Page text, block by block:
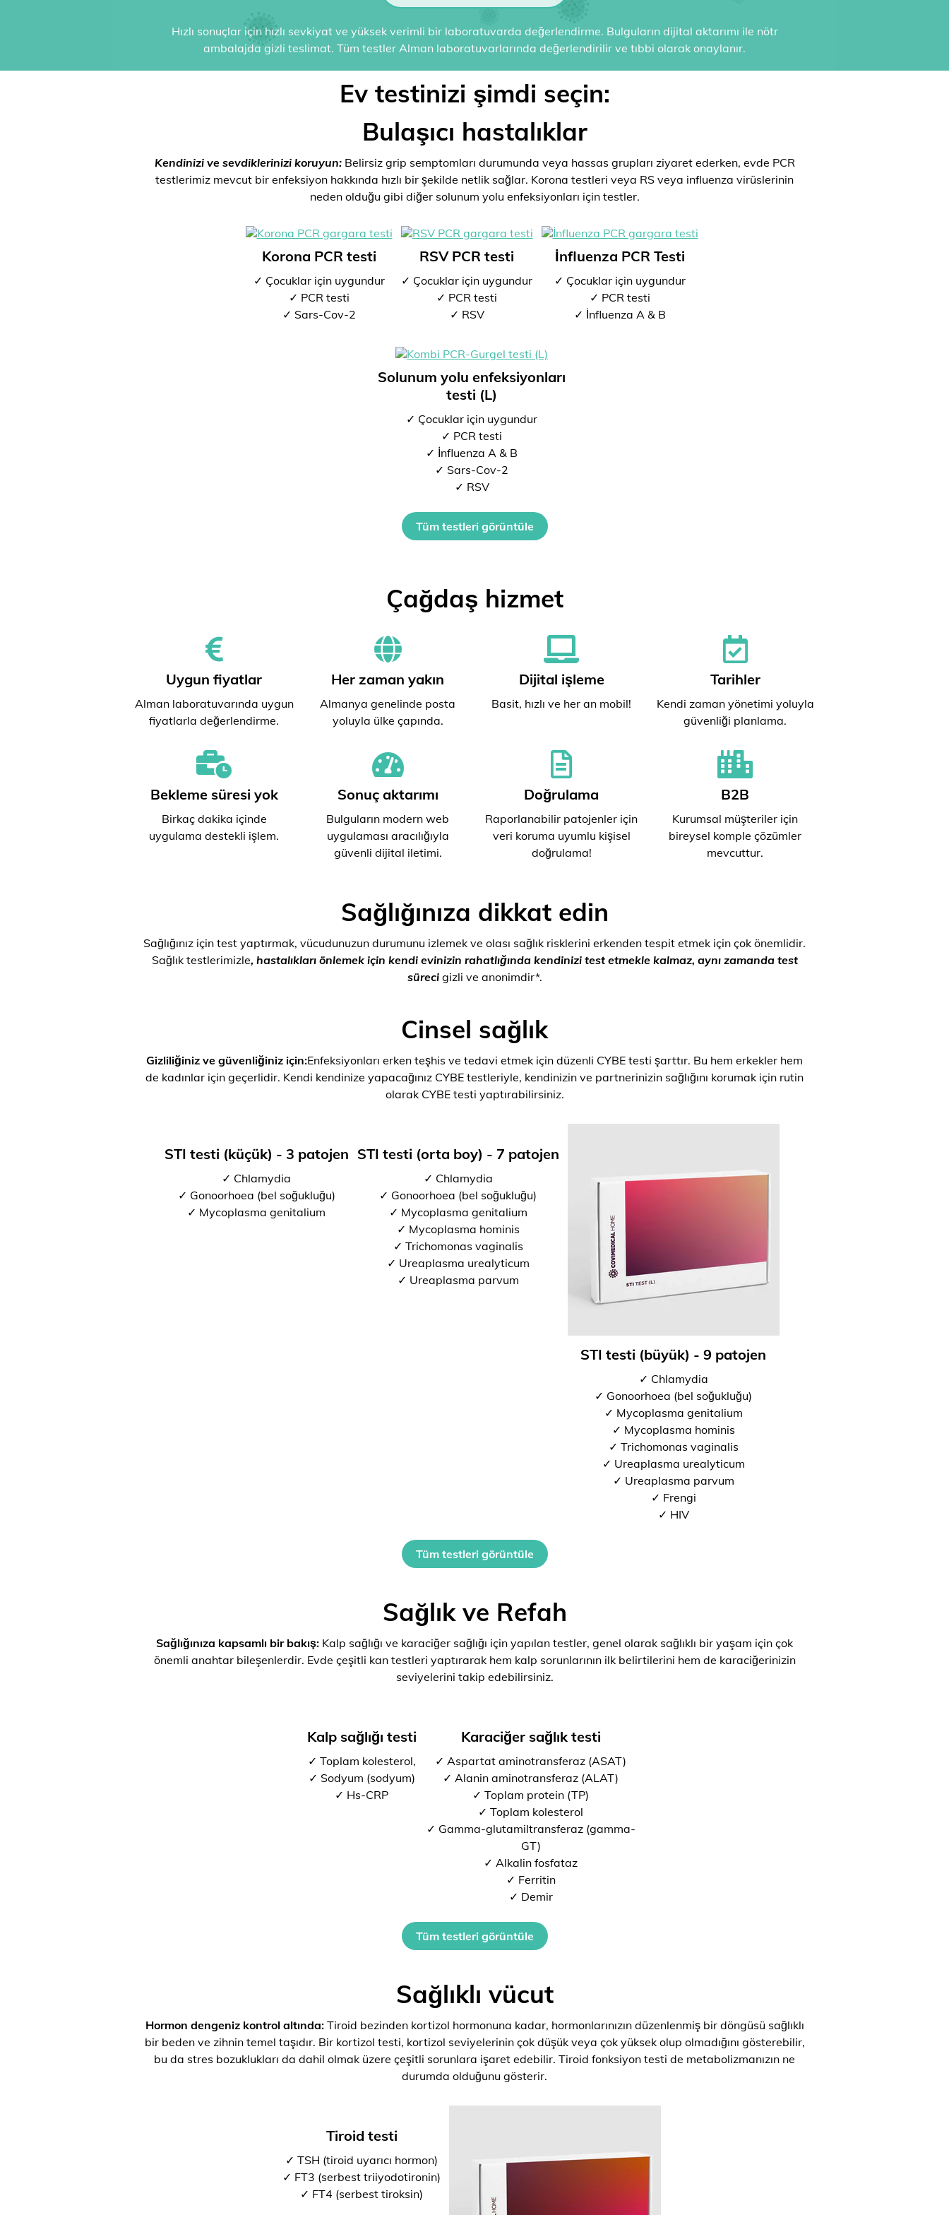
Hızlı sonuçlar için hızlı sevkiyat ve yüksek verimli bir laboratuvarda değerlendirme. Bulguların dijital aktarımı ile nötr
ambalajda gizli teslimat. Tüm testler Alman laboratuvarlarında değerlendirilir ve tıbbi olarak onaylanır.
Ev testinizi şimdi seçin:
Bulaşıcı hastalıklar
Kendinizi ve sevdiklerinizi koruyun:Belirsiz grip semptomları durumunda veya hassas grupları ziyaret ederken, evde PCR
testlerimiz mevcut bir enfeksiyon hakkında hızlı bir şekilde netlik sağlar. Korona testleri veya RS veya influenza virüslerinin
neden olduğu gibi diğer solunum yolu enfeksiyonları için testler.
Korona PCR testi
✓ Çocuklar için uygundur
✓ PCR testi
✓ Sars-Cov-2
RSV PCR testi
✓ Çocuklar için uygundur
✓ PCR testi
✓ RSV
İnfluenza PCR Testi
✓ Çocuklar için uygundur
✓ PCR testi
✓ İnfluenza A & B
Solunum yolu enfeksiyonları
testi (L)
✓ Çocuklar için uygundur
✓ PCR testi
✓ İnfluenza A & B
✓ Sars-Cov-2
✓ RSV
Tüm testleri görüntüle
Çağdaş hizmet
Uygun fiyatlar
Alman laboratuvarında uygun
fiyatlarla değerlendirme.
Her zaman yakın
Almanya genelinde posta
yoluyla ülke çapında.
Dijital işleme
Basit, hızlı ve her an mobil!
Tarihler
Kendi zaman yönetimi yoluyla
güvenliği planlama.
Bekleme süresi yok
Birkaç dakika içinde
uygulama destekli işlem.
Sonuç aktarımı
Bulguların modern web
uygulaması aracılığıyla
güvenli dijital iletimi.
Doğrulama
Raporlanabilir patojenler için
veri koruma uyumlu kişisel
doğrulama!
B2B
Kurumsal müşteriler için
bireysel komple çözümler
mevcuttur.
Sağlığınıza dikkat edin
Sağlığınız için test yaptırmak, vücudunuzun durumunu izlemek ve olası sağlık risklerini erkenden tespit etmek için çok önemlidir.
Sağlık testlerimizle, hastalıkları önlemek için kendi evinizin rahatlığında kendinizi test etmekle kalmaz, aynı zamanda test
süreci gizli ve anonimdir*.
Cinsel sağlık
Gizliliğiniz ve güvenliğiniz için:Enfeksiyonları erken teşhis ve tedavi etmek için düzenli CYBE testi şarttır. Bu hem erkekler hem
de kadınlar için geçerlidir. Kendi kendinize yapacağınız CYBE testleriyle, kendinizin ve partnerinizin sağlığını korumak için rutin
olarak CYBE testi yaptırabilirsiniz.
STI testi (küçük) - 3 patojen
✓ Chlamydia
✓ Gonoorhoea (bel soğukluğu)
✓ Mycoplasma genitalium
STI testi (orta boy) - 7 patojen
✓ Chlamydia
✓ Gonoorhoea (bel soğukluğu)
✓ Mycoplasma genitalium
✓ Mycoplasma hominis
✓ Trichomonas vaginalis
✓ Ureaplasma urealyticum
✓ Ureaplasma parvum
STI testi (büyük) - 9 patojen
✓ Chlamydia
✓ Gonoorhoea (bel soğukluğu)
✓ Mycoplasma genitalium
✓ Mycoplasma hominis
✓ Trichomonas vaginalis
✓ Ureaplasma urealyticum
✓ Ureaplasma parvum
✓ Frengi
✓ HIV
Tüm testleri görüntüle
Sağlık ve Refah
Sağlığınıza kapsamlı bir bakış: Kalp sağlığı ve karaciğer sağlığı için yapılan testler, genel olarak sağlıklı bir yaşam için çok
önemli anahtar bileşenlerdir. Evde çeşitli kan testleri yaptırarak hem kalp sorunlarının ilk belirtilerini hem de karaciğerinizin
seviyelerini takip edebilirsiniz.
Kalp sağlığı testi
✓ Toplam kolesterol,
✓ Sodyum (sodyum)
✓ Hs-CRP
Karaciğer sağlık testi
✓ Aspartat aminotransferaz (ASAT)
✓ Alanin aminotransferaz (ALAT)
✓ Toplam protein (TP)
✓ Toplam kolesterol
✓ Gamma-glutamiltransferaz (gamma-
GT)
✓ Alkalin fosfataz
✓ Ferritin
✓ Demir
Tüm testleri görüntüle
Sağlıklı vücut
Hormon dengeniz kontrol altında:Tiroid bezinden kortizol hormonuna kadar, hormonlarınızın düzenlenmiş bir döngüsü sağlıklı
bir beden ve zihnin temel taşıdır. Bir kortizol testi, kortizol seviyelerinin çok düşük veya çok yüksek olup olmadığını gösterebilir,
bu da stres bozuklukları da dahil olmak üzere çeşitli sorunlara işaret edebilir. Tiroid fonksiyon testi de metabolizmanızın ne
durumda olduğunu gösterir.
Tiroid testi
✓ TSH (tiroid uyarıcı hormon)
✓ FT3 (serbest triiyodotironin)
✓ FT4 (serbest tiroksin)